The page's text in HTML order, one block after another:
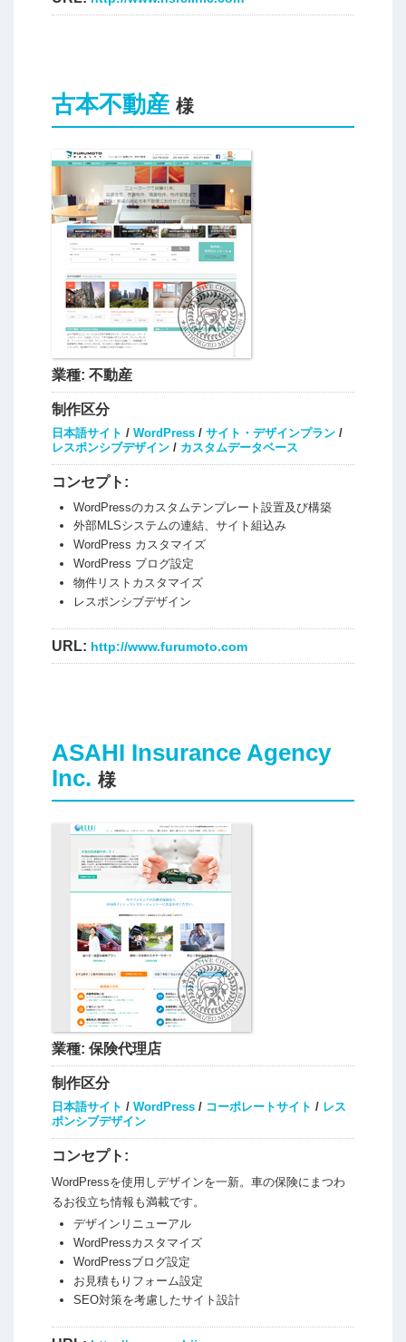
古本不動産 様
業種: 不動産
制作区分
日本語サイト / WordPress/ サイト・デザインプラン/
レスポンシブデザイン/ カスタムデータベース
コンセプト:
WordPressのカスタムテンプレート設置及び構築
外部MLSシステムの連結、サイト組込み
WordPress カスタマイズ
WordPress ブログ設定
物件リストカスタマイズ
レスポンシブデザイン
URL: http://www.furumoto.com
ASAHI Insurance Agency
Inc. 様
業種: 保険代理店
制作区分
日本語サイト / WordPress/ コーポレートサイト / レス
ポンシブデザイン
コンセプト:
WordPressを使用しデザインを一新。車の保険にまつわ
るお役立ち情報も満載です。
デザインリニューアル
WordPressカスタマイズ
WordPressブログ設定
お見積もりフォーム設定
SEO対策を考慮したサイト設計